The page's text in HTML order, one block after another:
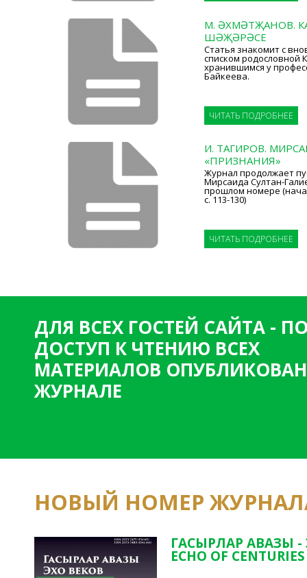
М. ӘХМӘТҖАНОВ.
ШӘҖӘРӘСЕ
Статья знакомит с
списком родословной
хранившимся у
Байкеева.
ЧИТАТЬ ПОДРОБНЕЕ
И. ТАГИРОВ.
«ПРИЗНАНИЯ»
Журнал продолжает
Мирсаида Султан-
прошлом номере
с. 113-130)
ЧИТАТЬ ПОДРОБНЕЕ
ДЛЯ ВСЕХ ГОСТЕЙ САЙТА -
ДОСТУП К ЧТЕНИЮ ВСЕХ
МАТЕРИАЛОВ
ЖУРНАЛЕ
НОВЫЙ НОМЕР
ГАСЫРЛАР АВАЗЫ -
ECHO OF